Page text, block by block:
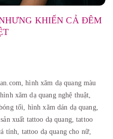
KHIẾN CẢ ĐÊM
hình xăm dạ quang màu
hình xăm dạ quang nghệ thuật,
tối, hình xăm dán dạ quang,
sản xuất tattoo dạ quang,tattoo
tính, tattoo dạ quang cho nữ,